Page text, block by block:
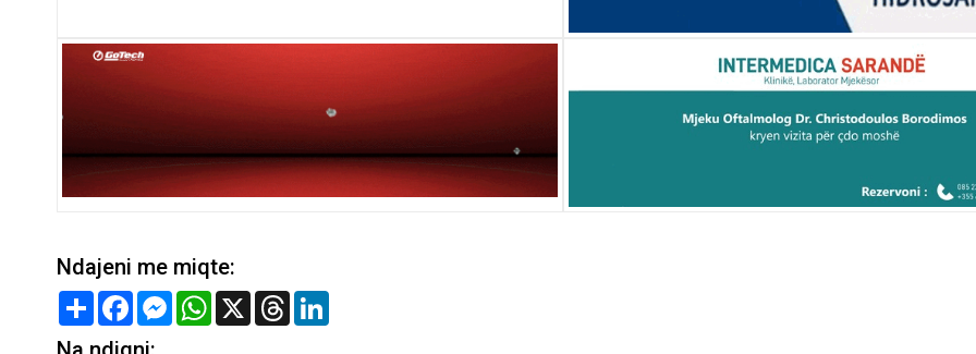
Ndajeni me miqte:
Share FacebookMessenger
WhatsApp
X Threads